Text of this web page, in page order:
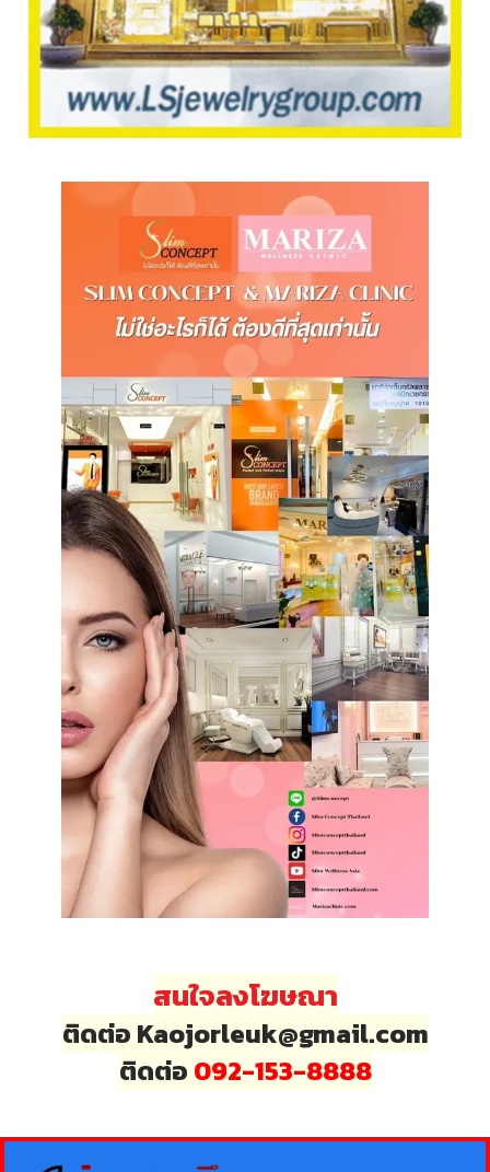
สนใจลงโฆษณา
ติดต่อ Kaojorleuk@gmail.com
ติดต่อ 092-153-8888